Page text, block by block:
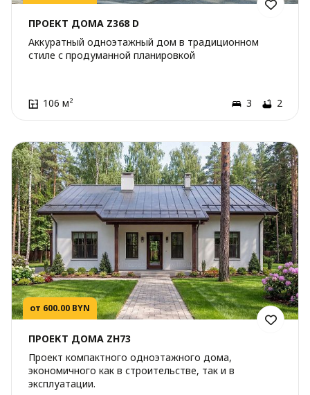
ПРОЕКТ ДОМА Z368 D
Аккуратный одноэтажный дом в традиционном
стиле с продуманной планировкой
106 м² 3 2
от 600.00 BYN
ПРОЕКТ ДОМА ZH73
Проект компактного одноэтажного дома,
экономичного как в строительстве, так и в
эксплуатации.